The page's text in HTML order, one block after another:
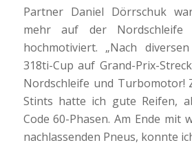
Partner Daniel Dörrschuk
mehr auf der
hochmotiviert. „Nach
318ti-Cup auf Grand-Prix-
Nordschleife und Turbomotor!
Stints hatte ich gute Reifen,
Code 60-Phasen. Am Ende mit
nachlassenden Pneus, konnte